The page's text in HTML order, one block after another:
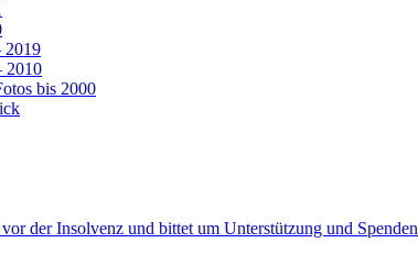
2019
2010
bis 2000
der Insolvenz und bittet um Unterstützung und Spenden